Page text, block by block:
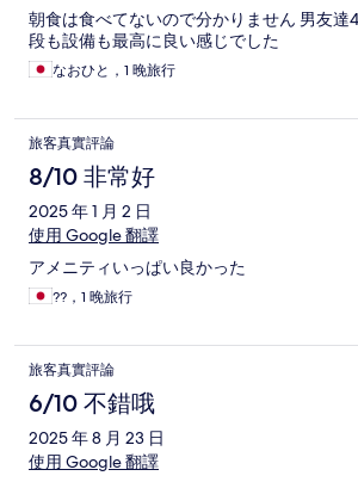
朝食は食べてないので分かりません 男友達
段も設備も最高に良い感じでした
なおひと，1 晚旅行
旅客真實評論
8/10 非常好
2025 年 1 月 2 日
使用 Google 翻譯
アメニティいっぱい良かった
??，1 晚旅行
旅客真實評論
6/10 不錯哦
2025 年 8 月 23 日
使用 Google 翻譯